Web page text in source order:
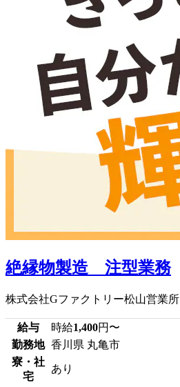
絶縁物製造 注型業務
株式会社Gファクトリー松山営業所
給与 時給1,400円〜
勤務地 香川県 丸亀市
寮・社
宅
あり